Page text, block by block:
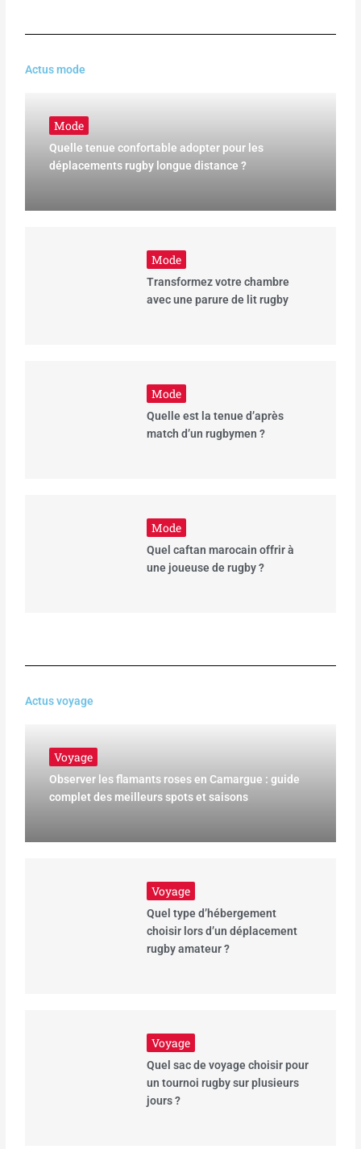
Actus mode
Mode
Quelle tenue confortable adopter pour les
déplacements rugby longue distance ?
Mode
Transformez votre chambre
avec une parure de lit rugby
Mode
Quelle est la tenue d’après
match d’un rugbymen ?
Mode
Quel caftan marocain offrir à
une joueuse de rugby ?
Actus voyage
Voyage
Observer les flamants roses en Camargue : guide
complet des meilleurs spots et saisons
Voyage
Quel type d’hébergement
choisir lors d’un déplacement
rugby amateur ?
Voyage
Quel sac de voyage choisir pour
un tournoi rugby sur plusieurs
jours ?